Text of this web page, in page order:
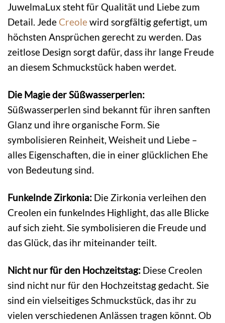
JuwelmaLux steht für Qualität und Liebe zum
Detail. Jede Creolewird sorgfältig gefertigt, um
höchsten Ansprüchen gerecht zu werden. Das
zeitlose Design sorgt dafür, dass ihr lange Freude
an diesem Schmuckstück haben werdet.
Die Magie der Süßwasserperlen:
Süßwasserperlen sind bekannt für ihren sanften
Glanz und ihre organische Form. Sie
symbolisieren Reinheit, Weisheit und Liebe –
alles Eigenschaften, die in einer glücklichen Ehe
von Bedeutung sind.
Funkelnde Zirkonia: Die Zirkonia verleihen den
Creolen ein funkelndes Highlight, das alle Blicke
auf sich zieht. Sie symbolisieren die Freude und
das Glück, das ihr miteinander teilt.
Nicht nur für den Hochzeitstag: Diese Creolen
sind nicht nur für den Hochzeitstag gedacht. Sie
sind ein vielseitiges Schmuckstück, das ihr zu
vielen verschiedenen Anlässen tragen könnt. Ob